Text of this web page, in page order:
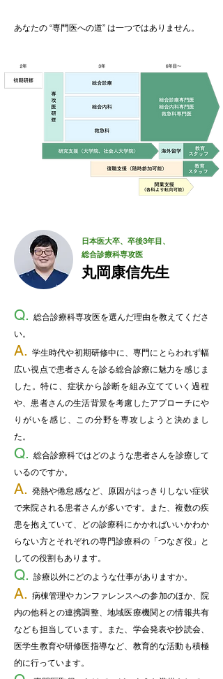
あなたの “専門医への道” は一つではありません。
日本医大卒、卒後3年目、
総合診療科専攻医
丸岡康信先生
Q. 総合診療科専攻医を選んだ理由を教えてくださ
い。
A. 学生時代や初期研修中に、専門にとらわれず幅
広い視点で患者さんを診る総合診療に魅力を感じま
した。特に、症状から診断を組み立てていく過程
や、患者さんの生活背景を考慮したアプローチにや
りがいを感じ、この分野を専攻しようと決めまし
た。
Q. 総合診療科ではどのような患者さんを診療して
いるのですか。
A. 発熱や倦怠感など、原因がはっきりしない症状
で来院される患者さんが多いです。また、複数の疾
患を抱えていて、どの診療科にかかればいいかわか
らない方とそれぞれの専門診療科の「つなぎ役」と
しての役割もあります。
Q. 診療以外にどのような仕事がありますか。
A. 病棟管理やカンファレンスへの参加のほか、院
内の他科との連携調整、地域医療機関との情報共有
なども担当しています。また、学会発表や抄読会、
医学生教育や研修医指導など、教育的な活動も積極
的に行っています。